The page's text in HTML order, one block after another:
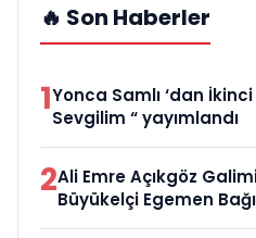
🔥 Son Haberler
1Yonca Samlı ‘dan
Sevgilim “ yayımlandı
2Ali Emre Açıkgöz
Büyükelçi Egemen